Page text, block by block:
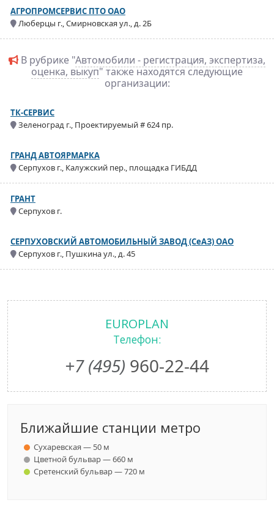
АГРОПРОМСЕРВИС ПТО ОАО
Люберцы г., Смирновская ул., д. 2Б
В рубрике "Автомобили - регистрация, экспертиза,
оценка, выкуп" также находятся следующие
организации:
ТК-СЕРВИС
Зеленоград г., Проектируемый # 624 пр.
ГРАНД АВТОЯРМАРКА
Серпухов г., Калужский пер., площадка ГИБДД
ГРАНТ
Серпухов г.
СЕРПУХОВСКИЙ АВТОМОБИЛЬНЫЙ ЗАВОД (СеАЗ) ОАО
Серпухов г., Пушкина ул., д. 45
EUROPLAN
Телефон:
+7 (495) 960-22-44
Ближайшие станции метро
Сухаревская — 50 м
Цветной бульвар — 660 м
Сретенский бульвар — 720 м